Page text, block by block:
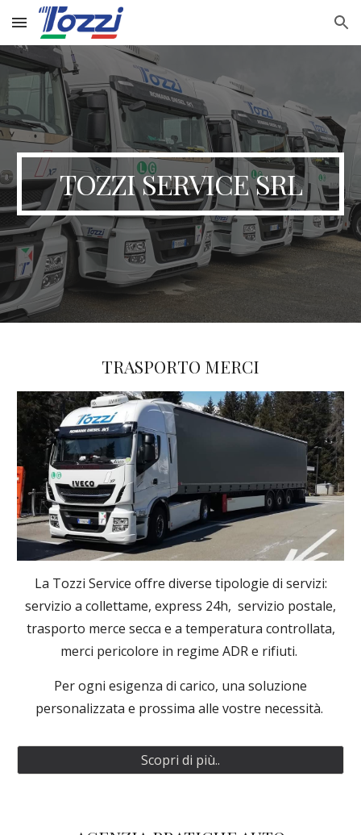
Skip to main content Skip to navigation
TOZZI SERVICE SRL
TRASPORTO MERCI
La Tozzi Service offre diverse tipologie di servizi:
servizio a collettame, express 24h, servizio postale,
trasporto merce secca e a temperatura controllata,
merci pericolore in regime ADR e rifiuti.
Per ogni esigenza di carico, una soluzione
personalizzata e prossima alle vostre necessità.
Scopri di più..